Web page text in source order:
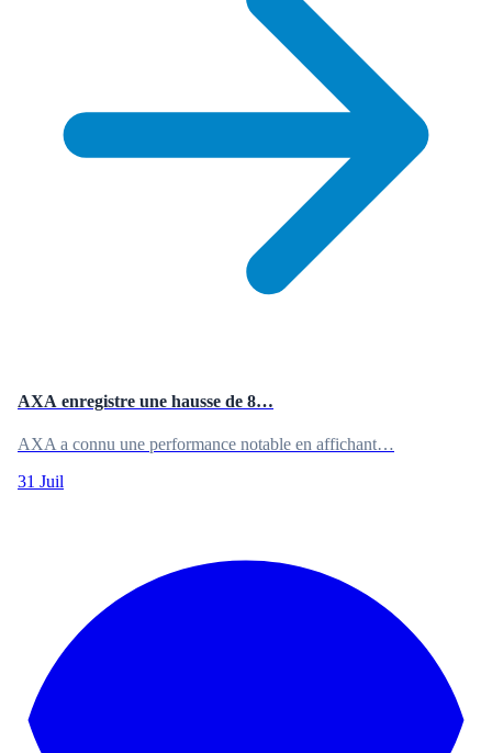
AXA enregistre une hausse de 8…
AXA a connu une performance notable en affichant…
31 Juil